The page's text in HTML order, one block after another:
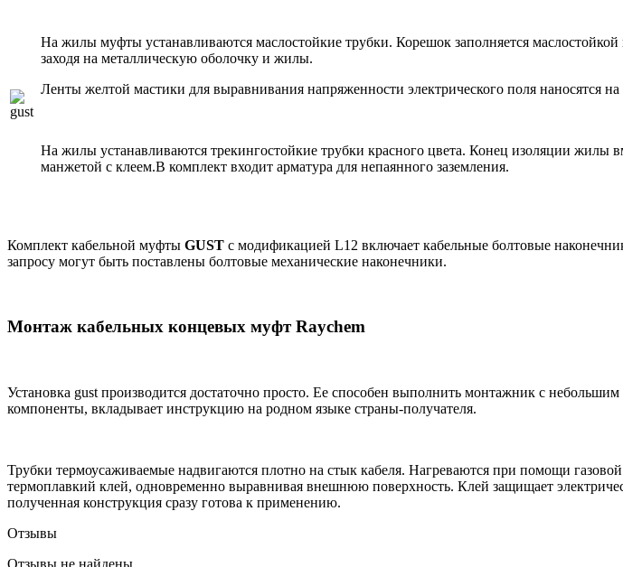
На жилы муфты устанавливаются маслостойкие трубки. Корешок заполняется
заходя на металлическую оболочку и жилы.
Ленты желтой мастики для выравнивания напряженности электрического поля наносятся
На жилы устанавливаются трекингостойкие трубки красного цвета. Конец изоляции жилы
манжетой с клеем.В комплект входит арматура для непаянного заземления.
Комплект кабельной муфты GUST с модификацией L12 включает кабельные болтовые
запросу могут быть поставлены болтовые механические наконечники.
Монтаж кабельных концевых муфт Raychem
Установка gust производится достаточно просто. Ее способен выполнить монтажник с
компоненты, вкладывает инструкцию на родном языке страны-получателя.
Трубки термоусаживаемые надвигаются плотно на стык кабеля. Нагреваются при помощи
термоплавкий клей, одновременно выравнивая внешнюю поверхность. Клей защищает
полученная конструкция сразу готова к применению.
Отзывы
Отзывы не найдены